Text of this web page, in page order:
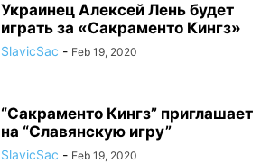
Украинец Алексей Лень будет
играть за «Сакраменто Кингз»
SlavicSac - Feb 19, 2020
“Сакраменто Кингз” приглашает
на “Славянскую игру”
SlavicSac - Feb 19, 2020